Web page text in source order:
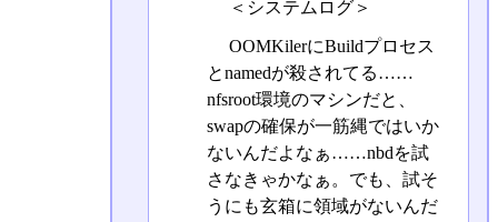
＜システムログ＞
OOMKilerにBuildプロセス
とnamedが殺されてる……
nfsroot環境のマシンだと、
swapの確保が一筋縄ではいか
ないんだよなぁ……nbdを試
さなきゃかなぁ。でも、試そ
うにも玄箱に領域がないんだ